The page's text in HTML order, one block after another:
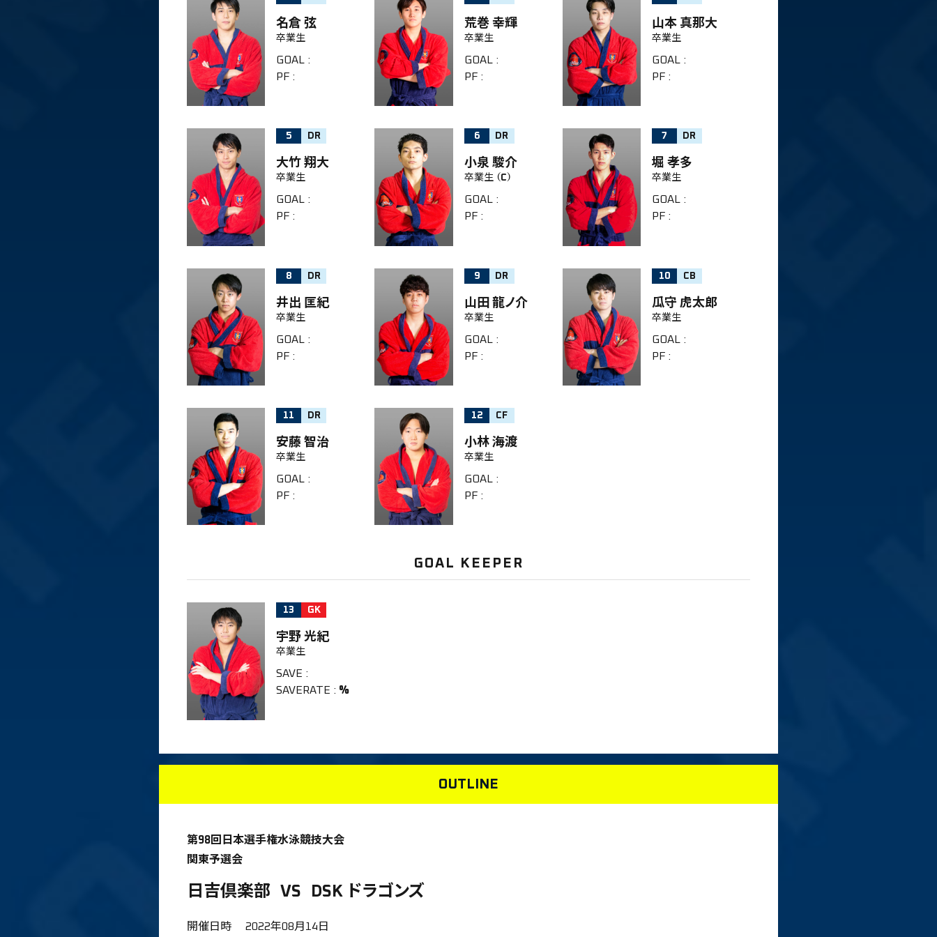
名倉 弦
卒業生
GOAL :
PF :
荒巻 幸輝
卒業生
GOAL :
PF :
山本 真那大
卒業生
GOAL :
PF :
5 DR
大竹 翔大
卒業生
GOAL :
PF :
6 DR
小泉 駿介
卒業生 （C）
GOAL :
PF :
7 DR
堀 孝多
卒業生
GOAL :
PF :
8 DR
井出 匡紀
卒業生
GOAL :
PF :
9 DR
山田 龍ノ介
卒業生
GOAL :
PF :
10 CB
瓜守 虎太郎
卒業生
GOAL :
PF :
11 DR
安藤 智治
卒業生
GOAL :
PF :
12 CF
小林 海渡
卒業生
GOAL :
PF :
GOAL KEEPER
13 GK
宇野 光紀
卒業生
SAVE :
SAVERATE : %
OUTLINE
第98回日本選手権水泳競技大会
関東予選会
日吉倶楽部 VS DSK ドラゴンズ
開催日時 2022年08月14日